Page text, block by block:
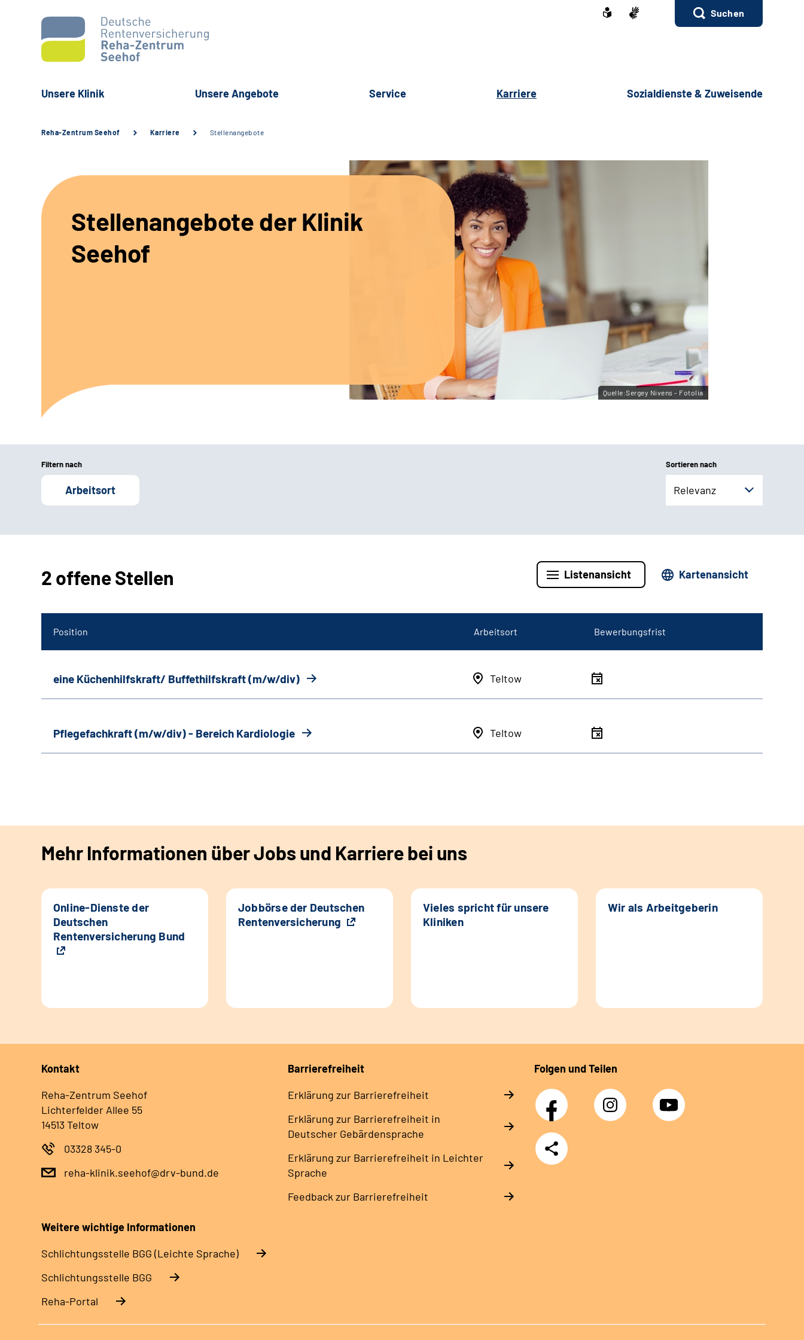
Suchen
Unsere Klinik Unsere Angebote Service Karriere Sozialdienste & Zuweisende
Reha-Zentrum Seehof Karriere Stellenangebote
Stellenangebote der Klinik
Seehof
Quelle:Sergey Nivens - Fotolia
Filtern nach
Arbeitsort
Sortieren nach
Relevanz
2 offene Stellen Listenansicht Kartenansicht
Position Arbeitsort Bewerbungsfrist
eine Küchenhilfskraft/ Buffethilfskraft (m/w/div) Teltow
Pflegefachkraft (m/w/div) - Bereich Kardiologie Teltow
Mehr Informationen über Jobs und Karriere bei uns
Online-Dienste der
Deutschen
Rentenversicherung Bund
Jobbörse der Deutschen
Rentenversicherung
Vieles spricht für unsere
Kliniken
Wir als Arbeitgeberin
Kontakt
Reha-Zentrum Seehof
Lichterfelder Allee 55
14513 Teltow
03328 345-0
reha-klinik.seehof@drv-bund.de
Barrierefreiheit
Erklärung zur Barrierefreiheit
Erklärung zur Barrierefreiheit in
Deutscher Gebärdensprache
Erklärung zur Barrierefreiheit in Leichter
Sprache
Feedback zur Barrierefreiheit
Folgen und Teilen
Facebook Instagram YouTube
Teilen
Weitere wichtige Informationen
Schlich­tungs­stel­le BGG (Leichte Sprache)
Schlich­tungs­stel­le BGG
Reha-Portal